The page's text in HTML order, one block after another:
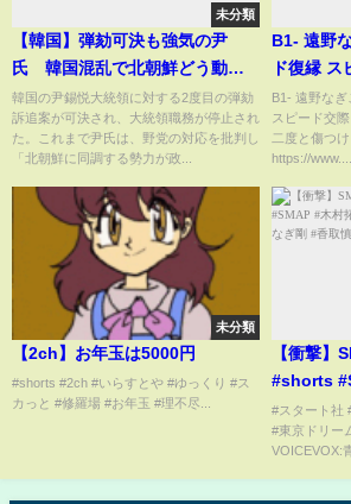
未分類
【韓国】弾劾可決も強気の尹
氏 韓国混乱で北朝鮮どう動
く？ ゲスト：辺真一（コリ
ア・レポート編集長）李相哲
（龍谷大学教授）12月17日
韓国の尹錫悦大統領に対する2度目の弾劾
訴追案が可決され、大統領職務が停止され
た。これまで尹氏は、野党の対応を批判し
「北朝鮮に同調する勢力が政...
B1- 遠野
ド復縁
破局の後
ませんと
B1- 遠野な
スピード交
二度と傷つ
https://www....
未分類
【2ch】お年玉は5000円
#shorts #2ch #いらすとや #ゆっくり #ス
カっと #修羅場 #お年玉 #理不尽...
【衝撃】
#shorts
ジテレビ
香取慎吾
#スタート社
#東京ドリー
VOICEVOX: